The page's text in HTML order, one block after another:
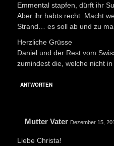
Emmental stapfen, dürft ihr
Aber ihr habts recht. Macht
Strand… es soll ab und zu
Herzliche Grüsse
Daniel und der Rest vom
zumindest die, welche nicht
ANTWORTEN
Mutter Vater Dezember 15,
Liebe Christa!